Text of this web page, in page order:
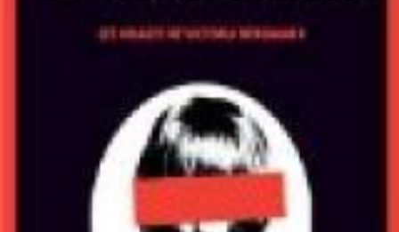
LIRE LA SUITE